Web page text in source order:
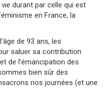
durant par celle qui est
en France, la
de 93 ans, les
saluer sa contribution
de l’émancipation des
bien sûr des
nos journées (et une